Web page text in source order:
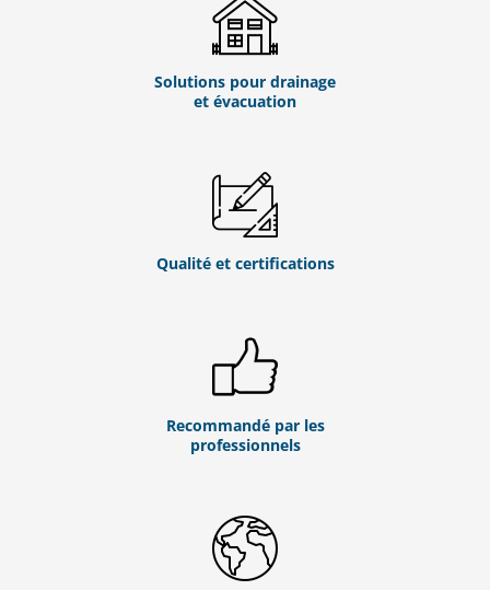
Solutions pour drainage
et évacuation
Qualité et certifications
Recommandé par les
professionnels